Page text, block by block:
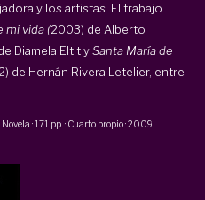
y los artistas. El trabajo
mi vida (2003) de Alberto
Diamela Eltit ySanta María de
de Hernán Rivera Letelier, entre
Novela ·171 pp · Cuarto propio·2009